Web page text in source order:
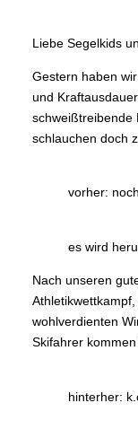
Liebe Segelkids
Gestern haben
und
schweißtreibende
schlauchen doch
vorher:
es wird
Nach unseren
wohlverdienten
Skifahrer
hinterher: